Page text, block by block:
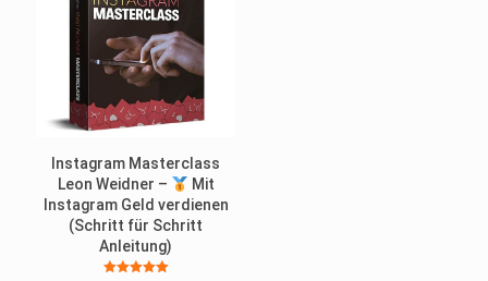
Instagram Masterclass
Leon Weidner –
Mit
Instagram Geld verdienen
(Schritt für Schritt
Anleitung)